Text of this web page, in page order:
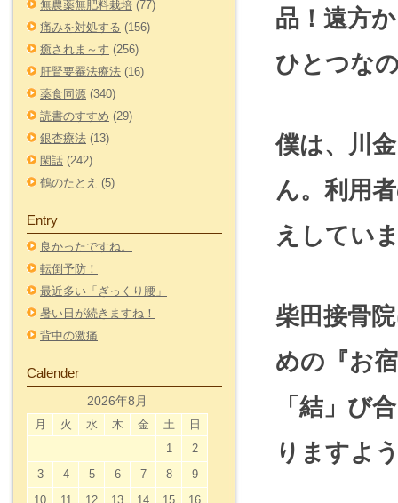
無農薬無肥料栽培 (77)
痛みを対処する (156)
癒されま～す (256)
肝腎要罨法療法 (16)
薬食同源 (340)
読書のすすめ (29)
銀杏療法 (13)
閑話 (242)
鶴のたとえ (5)
Entry
良かったですね。
転倒予防！
最近多い「ぎっくり腰」
暑い日が続きますね！
背中の激痛
Calender
2026年8月
月 火 水 木 金 土 日
1
2
3
4 5 6 7 8
9
10
11 12 13 14 15
16
品！遠方
ひとつな
僕は、川
ん。利用
えしてい
柴田接骨
めの『お
「結」び
りますよ